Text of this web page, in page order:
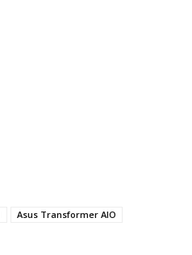
Asus Transformer AIO